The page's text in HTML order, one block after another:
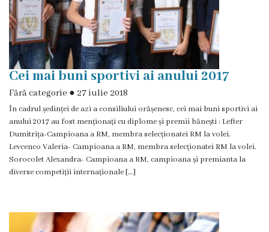
ședințelor
Autorizații
de
construire
eliberate
Dispoziții
Comisiei
pentru
Excepționale
Cei mai buni sportivi ai anului 2017
Fără categorie ● 27 iulie 2018
În cadrul ședinței de azi a consiliului orășenesc, cei mai buni sportivi ai
anului 2017 au fost menționați cu diplome și premii bănești : Lefter
Dumitrița-Campioana a RM, membra selecționatei RM la volei.
Levcenco Valeria- Campioana a RM, membra selecționatei RM la volei.
Sorocolet Alexandra- Campioana a RM, campioana și premianta la
diverse competiții internaționale […]